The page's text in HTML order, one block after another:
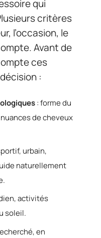
qui
critères
l’occasion, le
Avant de
ces
:
: forme du
de cheveux
urbain,
naturellement
activités
soleil.
en